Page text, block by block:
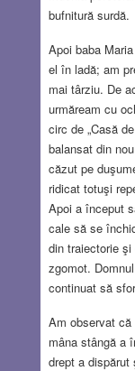
bufnitură surdă.
Apoi baba
el în ladă; am
mai târziu. De
urmăream cu
circ de „Casă
balansat din
căzut pe
ridicat totuşi
Apoi a început
cale să se
din traiectorie
zgomot.
continuat să
Am observat
mâna stângă a
drept a